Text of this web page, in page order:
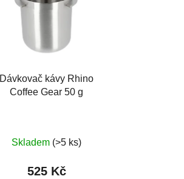
Dávkovač kávy Rhino
Coffee Gear 50 g
Skladem (>5 ks)
525 Kč